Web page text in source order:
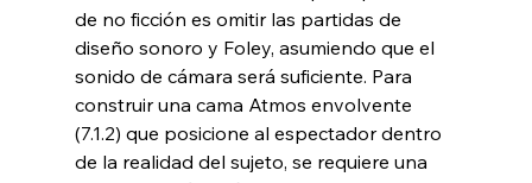
de no ficción es omitir las partidas de
diseño sonoro y Foley, asumiendo que el
sonido de cámara será suficiente. Para
construir una cama Atmos envolvente
(7.1.2) que posicione al espectador dentro
de la realidad del sujeto, se requiere una